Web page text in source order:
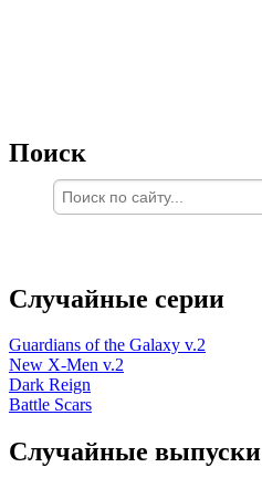
Поиск
Случайные серии
Guardians of the Galaxy v.2
New X-Men v.2
Dark Reign
Battle Scars
Случайные выпуски